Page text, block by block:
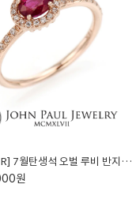
[L28RUR] 7월탄생석 오벌 루비 반지 (천연석)
원